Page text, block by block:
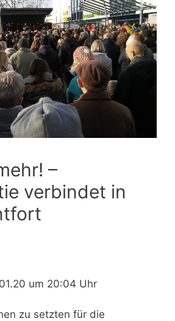
–
verbindet in
um 20:04 Uhr
zu setzten für die